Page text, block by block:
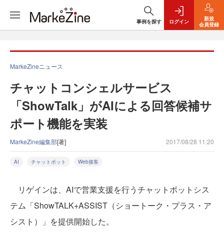
事例を探す ログイン
新規
会員登録
MarkeZineニュース
チャットコンシェルサービス
「ShowTalk」がAIによる回答候補サ
ポート機能を実装
MarkeZine編集部[著] 2017/08/28 11:20
AI チャットボット Web接客
リゲインは、AIで営業支援を行うチャットボットシス
テム「ShowTALK+ASSIST（ショートーク・プラス・ア
シスト）」を提供開始した。